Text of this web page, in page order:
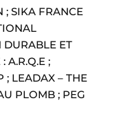
; SIKA FRANCE
ET
A.R.Q.E ;
; LEADAX – THE
PLOMB ; PEG